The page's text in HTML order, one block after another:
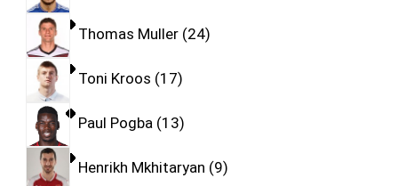
Thomas Muller 24
Toni Kroos 17
Paul Pogba 13
Henrikh Mkhitaryan 9